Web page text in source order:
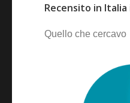
Recensito in Italia
Quello che cercavo